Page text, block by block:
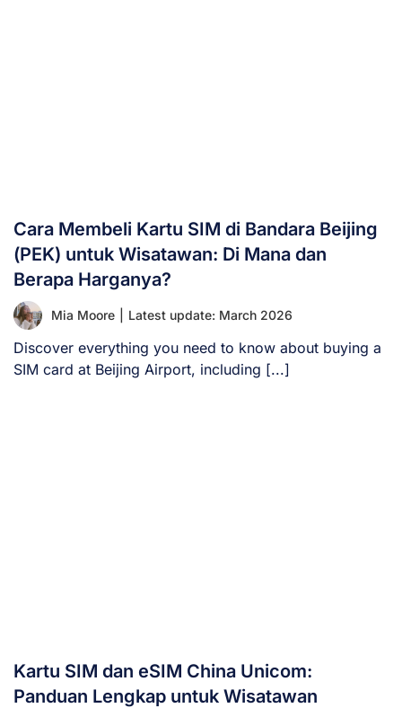
Cara Membeli Kartu SIM di Bandara Beijing
(PEK) untuk Wisatawan: Di Mana dan
Berapa Harganya?
Mia Moore Latest update: March 2026
Discover everything you need to know about buying a
SIM card at Beijing Airport, including [...]
Kartu SIM dan eSIM China Unicom:
Panduan Lengkap untuk Wisatawan